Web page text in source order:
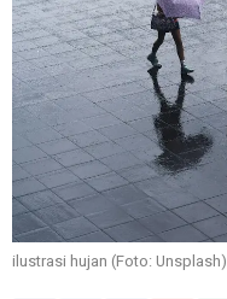
ilustrasi hujan (Foto: Unsplash)